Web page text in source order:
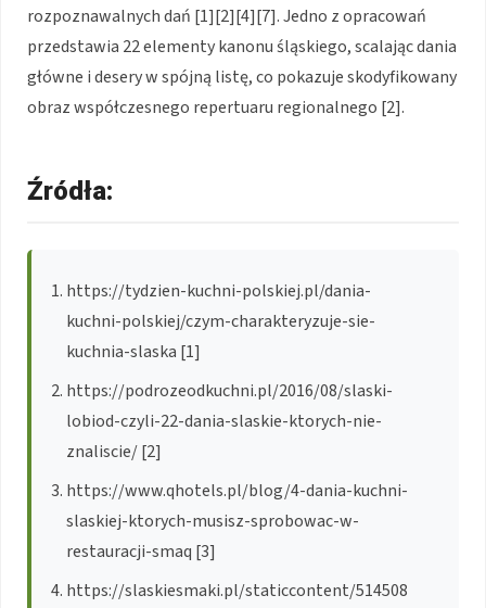
rozpoznawalnych dań [1][2][4][7]. Jedno z opracowań
przedstawia 22 elementy kanonu śląskiego, scalając dania
główne i desery w spójną listę, co pokazuje skodyfikowany
obraz współczesnego repertuaru regionalnego [2].
Źródła:
https://tydzien-kuchni-polskiej.pl/dania-
kuchni-polskiej/czym-charakteryzuje-sie-
kuchnia-slaska [1]
https://podrozeodkuchni.pl/2016/08/slaski-
lobiod-czyli-22-dania-slaskie-ktorych-nie-
znaliscie/ [2]
https://www.qhotels.pl/blog/4-dania-kuchni-
slaskiej-ktorych-musisz-sprobowac-w-
restauracji-smaq [3]
https://slaskiesmaki.pl/staticcontent/514508